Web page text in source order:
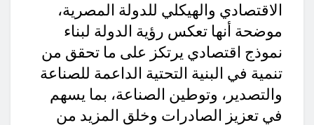
الاقتصادي والهيكلي للدولة المصرية،
موضحة أنها تعكس رؤية الدولة لبناء
نموذج اقتصادي يرتكز على ما تحقق من
تنمية في البنية التحتية الداعمة للصناعة
والتصدير، وتوطين الصناعة، بما يسهم
في تعزيز الصادرات وخلق المزيد من